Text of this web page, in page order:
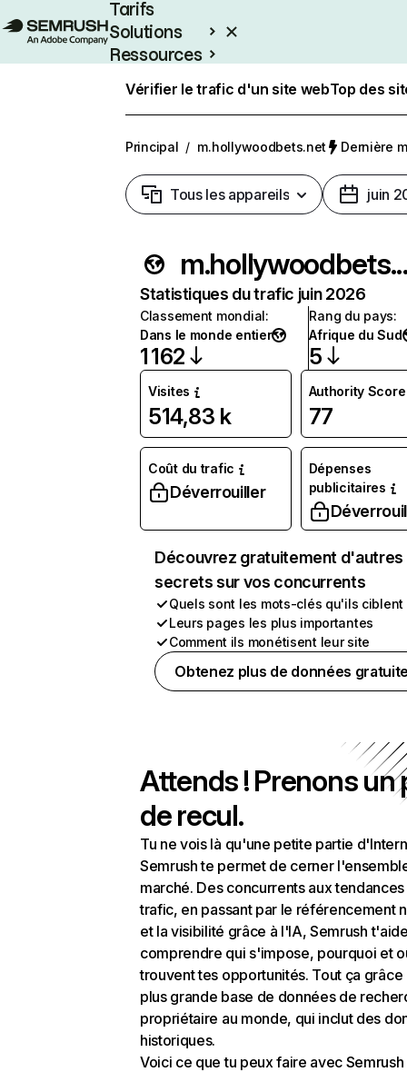
Tarifs
Solutions
Ressources
Vérifier le trafic d'un site webTop des
Principal / m.hollywoodbets.net Dernière
Tous les appareils juin
Statistiques du trafic juin 2026
Classement mondial:
Dans le monde entier
1 162
Rang du pays:
Afrique du Sud
5
Visites
514,83 k
Authority Score
77
Coût du trafic
Déverrouiller
Dépenses
publicitaires
Découvrez gratuitement d'autres
secrets sur vos concurrents
Quels sont les mots-clés qu'ils ciblent
Leurs pages les plus importantes
Comment ils monétisent leur site
Obtenez plus de données
Attends ! Prenons un
de recul.
Tu ne vois là qu'une petite partie
Semrush te permet de cerner
marché. Des concurrents aux
trafic, en passant par le référencement
et la visibilité grâce à l'IA, Semrush
comprendre qui s'impose, pourquoi et
trouvent tes opportunités. Tout ça grâce
plus grande base de données de
propriétaire au monde, qui inclut des
historiques.
Voici ce que tu peux faire avec Semrush